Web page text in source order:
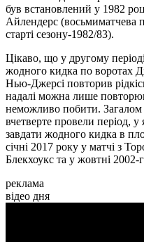
був встановлений у 1982
Айлендерс (восьмиматчева
старті сезону-1982/83).
Цікаво, що у другому
жодного кидка по воротах
Нью-Джерсі повторив
надалі можна лише
неможливо побити. Загалом
вчетверте провели період,
завдати жодного кидка в
січні 2017 року у матчі з
Блекхоукс та у жовтні
реклама
відео дня